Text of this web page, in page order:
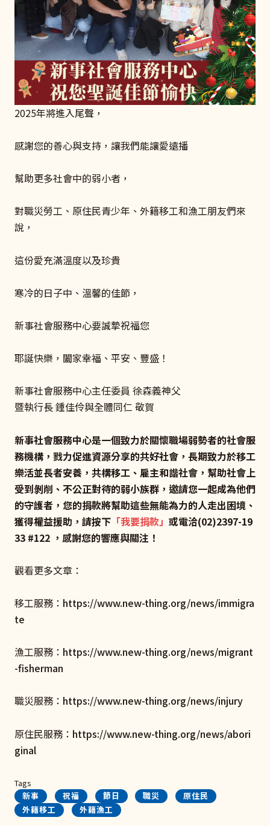
2025年將進入尾聲，
感謝您的善心與支持，讓我們能讓愛遠播
幫助更多社會中的弱小者，
對職災勞工、原住民青少年、外籍移工和漁工朋友們來
說，
這份愛充滿溫度以及珍貴
寒冷的日子中、溫馨的佳節，
新事社會服務中心要誠摯祝福您
耶誕快樂，闔家幸福、平安、豐盛！​
新事社會服務中心主任委員 徐森義神父
暨執行長 鍾佳伶與全體同仁 敬賀
新事社會服務中心是一個致力於關懷職場弱勢者的社會服
務機構，戮力促進資源分享的共好社會，長期致力於移工
樂活並長者安養，共構移工、雇主和諧社會，幫助社會上
受到剝削、不公正對待的弱小族群，邀請您一起成為他們
的守護者，您的捐款將幫助這些無能為力的人走出困境、
獲得權益援助，請按下 「我要捐款 」 或電洽(02)2397-19
33 #122 ，感謝您的響應與關注！
觀看更多文章：
移工服務： https://www.new-thing.org/news/immigra
te
漁工服務： https://www.new-thing.org/news/migrant
-fisherman
職災服務： https://www.new-thing.org/news/injury
原住民服務： https://www.new-thing.org/news/abori
ginal
Tags
新事
祝福 節日 職災
原住民
外籍移工
外籍漁工